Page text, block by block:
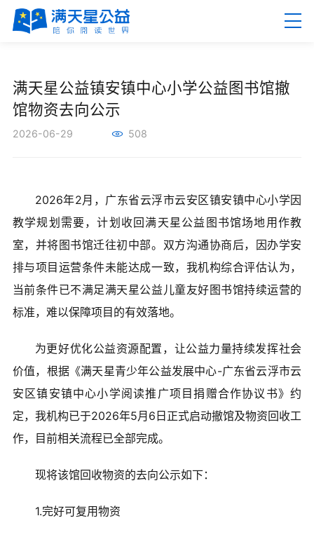
关于满天星
新闻资讯
公益项目
公益合作
加入我们
信息公开
满天星公益镇安镇中心小学公益图书馆撤
馆物资去向公示
2026-06-29 508
2026年2月，广东省云浮市云安区镇安镇中心小学因
教学规划需要，计划收回满天星公益图书馆场地用作教
室，并将图书馆迁往初中部。双方沟通协商后，因办学安
排与项目运营条件未能达成一致，我机构综合评估认为，
当前条件已不满足满天星公益儿童友好图书馆持续运营的
标准，难以保障项目的有效落地。
为更好优化公益资源配置，让公益力量持续发挥社会
价值，根据《满天星青少年公益发展中心-广东省云浮市云
安区镇安镇中心小学阅读推广项目捐赠合作协议书》约
定，我机构已于2026年5月6日正式启动撤馆及物资回收工
作，目前相关流程已全部完成。
现将该馆回收物资的去向公示如下：
1.完好可复用物资